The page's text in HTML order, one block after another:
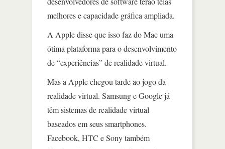
melhores e capacidade gráfica ampliada.
A Apple disse que isso faz do Mac uma
ótima plataforma para o desenvolvimento
de “experiências” de realidade virtual.
Mas a Apple chegou tarde ao jogo da
realidade virtual. Samsung e Google já
têm sistemas de realidade virtual
baseados em seus smartphones.
Facebook, HTC e Sony também